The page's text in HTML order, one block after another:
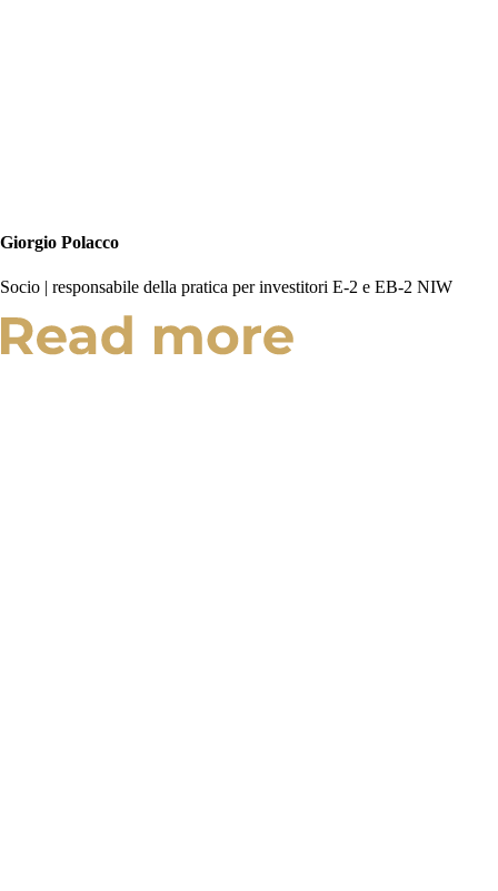
Giorgio Polacco
Socio | responsabile della pratica per investitori E-2 e EB-2 NIW